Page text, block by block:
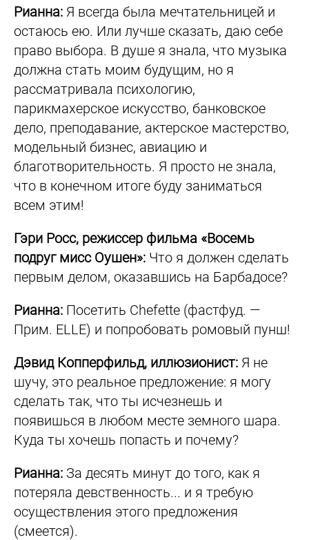
Рианна: Я всегда была мечтательницей и
остаюсь ею. Или лучше сказать, даю себе
право выбора. В душе я знала, что музыка
должна стать моим будущим, но я
рассматривала психологию,
парикмахерское искусство, банковское
дело, преподавание, актерское мастерство,
модельный бизнес, авиацию и
благотворительность. Я просто не знала,
что в конечном итоге буду заниматься
всем этим!
Гэри Росс, режиссер фильма «Восемь
подруг мисс Оушен»: Что я должен сделать
первым делом, оказавшись на Барбадосе?
Рианна: Посетить Chefette (фастфуд. —
Прим. ELLE) и попробовать ромовый пунш!
Дэвид Копперфильд, иллюзионист: Я не
шучу, это реальное предложение: я могу
сделать так, что ты исчезнешь и
появишься в любом месте земного шара.
Куда ты хочешь попасть и почему?
Рианна: За десять минут до того, как я
потеряла девственность... и я требую
осуществления этого предложения
(смеется).